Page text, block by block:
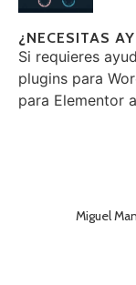
¿NECESITAS
Si requieres
plugins para
para Elementor
Miguel